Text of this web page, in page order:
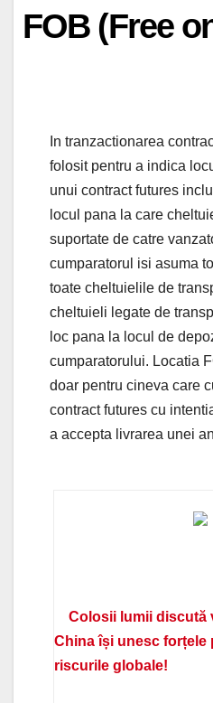
FOB (Free
In tranzactionarea
folosit pentru a indica
unui contract futures
locul pana la care
suportate de catre
cumparatorul isi asuma
toate cheltuielile de
cheltuieli legate de
loc pana la locul de
cumparatorului. Locatia
doar pentru cineva care
contract futures cu
a accepta livrarea unei
Colosii lumii discută
China își unesc forțele
riscurile globale!